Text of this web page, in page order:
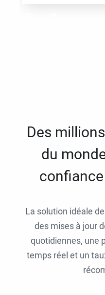
Des
du
La solution idéale
des mises à jour
quotidiennes, une
temps réel et un